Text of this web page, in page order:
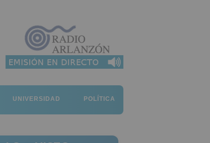
UNIVERSIDAD POLÍTICA